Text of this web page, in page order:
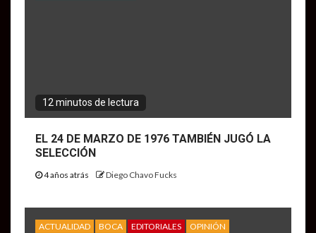
12 minutos de lectura
EL 24 DE MARZO DE 1976 TAMBIÉN JUGÓ LA
SELECCIÓN
4 años atrás Diego Chavo Fucks
ACTUALIDAD BOCA EDITORIALES OPINIÓN